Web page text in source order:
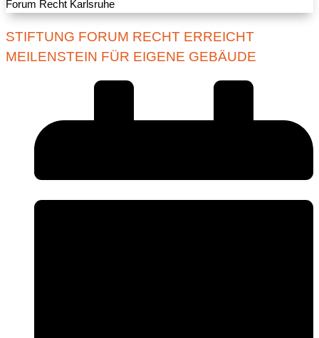
STIFTUNG FORUM RECHT ERREICHT
MEILENSTEIN FÜR EIGENE GEBÄUDE